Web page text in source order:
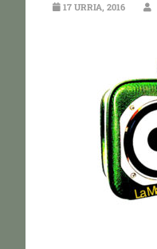
17 URRIA, 2016